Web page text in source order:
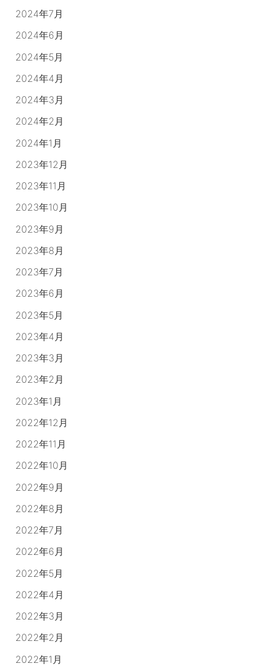
2024年7月
2024年6月
2024年5月
2024年4月
2024年3月
2024年2月
2024年1月
2023年12月
2023年11月
2023年10月
2023年9月
2023年8月
2023年7月
2023年6月
2023年5月
2023年4月
2023年3月
2023年2月
2023年1月
2022年12月
2022年11月
2022年10月
2022年9月
2022年8月
2022年7月
2022年6月
2022年5月
2022年4月
2022年3月
2022年2月
2022年1月